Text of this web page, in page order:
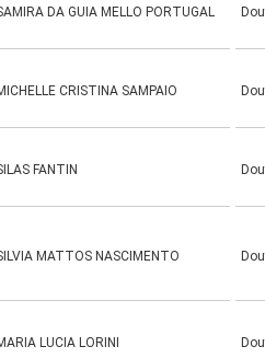
DA GUIA MELLO PORTUGAL
CRISTINA SAMPAIO
FANTIN
MATTOS NASCIMENTO
LUCIA LORINI